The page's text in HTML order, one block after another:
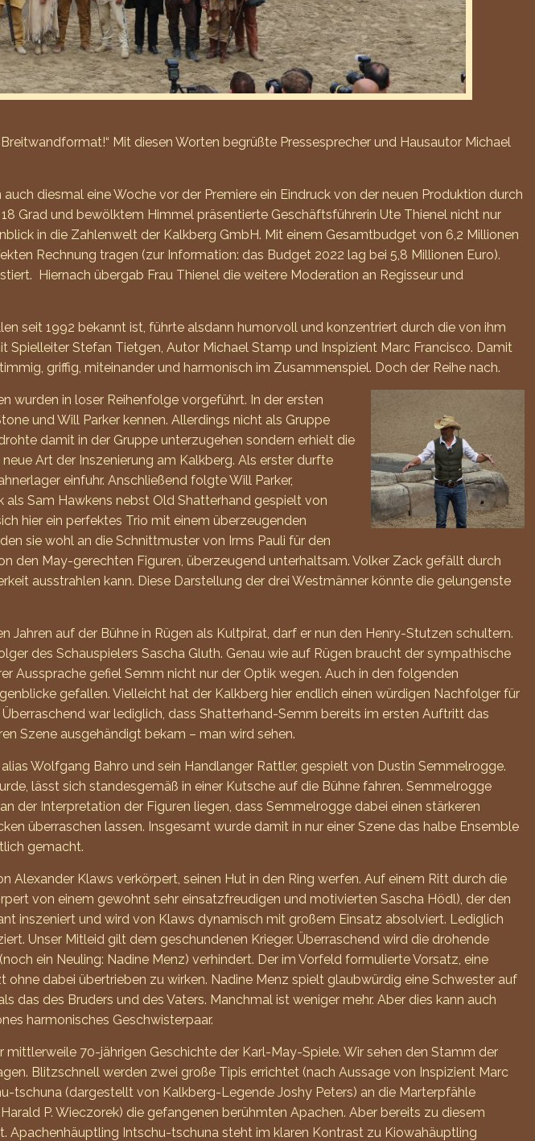
Mit diesen Worten begrüßte Pressesprecher und Hausautor Michael
diesmal eine Woche vor der Premiere ein Eindruck von der neuen Produktion durch
Grad und bewölktem Himmel präsentierte Geschäftsführerin Ute Thienel nicht nur
in die Zahlenwelt der Kalkberg GmbH. Mit einem Gesamtbudget von 6,2 Millionen
Rechnung tragen (zur Information: das Budget 2022 lag bei 5,8 Millionen Euro).
Hiernach übergab Frau Thienel die weitere Moderation an Regisseur und
seit 1992 bekannt ist, führte alsdann humorvoll und konzentriert durch die von ihm
Spielleiter Stefan Tietgen, Autor Michael Stamp und Inspizient Marc Francisco. Damit
griffig, miteinander und harmonisch im Zusammenspiel. Doch der Reihe nach.
wurden in loser Reihenfolge vorgeführt. In der ersten
und Will Parker kennen. Allerdings nicht als Gruppe
damit in der Gruppe unterzugehen sondern erhielt die
Art der Inszenierung am Kalkberg. Als erster durfte
einfuhr. Anschließend folgte Will Parker,
Sam Hawkens nebst Old Shatterhand gespielt von
hier ein perfektes Trio mit einem überzeugenden
sie wohl an die Schnittmuster von Irms Pauli für den
den May-gerechten Figuren, überzeugend unterhaltsam. Volker Zack gefällt durch
ausstrahlen kann. Diese Darstellung der drei Westmänner könnte die gelungenste
Jahren auf der Bühne in Rügen als Kultpirat, darf er nun den Henry-Stutzen schultern.
des Schauspielers Sascha Gluth. Genau wie auf Rügen braucht der sympathische
Aussprache gefiel Semm nicht nur der Optik wegen. Auch in den folgenden
gefallen. Vielleicht hat der Kalkberg hier endlich einen würdigen Nachfolger für
war lediglich, dass Shatterhand-Semm bereits im ersten Auftritt das
Szene ausgehändigt bekam – man wird sehen.
Wolfgang Bahro und sein Handlanger Rattler, gespielt von Dustin Semmelrogge.
lässt sich standesgemäß in einer Kutsche auf die Bühne fahren. Semmelrogge
der Interpretation der Figuren liegen, dass Semmelrogge dabei einen stärkeren
überraschen lassen. Insgesamt wurde damit in nur einer Szene das halbe Ensemble
gemacht.
Klaws verkörpert, seinen Hut in den Ring werfen. Auf einem Ritt durch die
von einem gewohnt sehr einsatzfreudigen und motivierten Sascha Hödl), der den
inszeniert und wird von Klaws dynamisch mit großem Einsatz absolviert. Lediglich
Unser Mitleid gilt dem geschundenen Krieger. Überraschend wird die drohende
ein Neuling: Nadine Menz) verhindert. Der im Vorfeld formulierte Vorsatz, eine
dabei übertrieben zu wirken. Nadine Menz spielt glaubwürdig eine Schwester auf
des Bruders und des Vaters. Manchmal ist weniger mehr. Aber dies kann auch
harmonisches Geschwisterpaar.
mittlerweile 70-jährigen Geschichte der Karl-May-Spiele. Wir sehen den Stamm der
Blitzschnell werden zwei große Tipis errichtet (nach Aussage von Inspizient Marc
tschuna (dargestellt von Kalkberg-Legende Joshy Peters) an die Marterpfähle
P. Wieczorek) die gefangenen berühmten Apachen. Aber bereits zu diesem
Apachenhäuptling Intschu-tschuna steht im klaren Kontrast zu Kiowahäuptling